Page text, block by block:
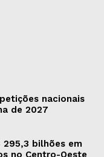
nacionais
de 2027
295,3 bilhões em
no Centro-Oeste